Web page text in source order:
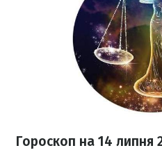
Гороскоп на 14 липня